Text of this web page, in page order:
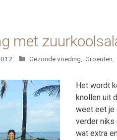
met
Categorieën
Gezonde voeding, Groenten,
Het wordt
knollen uit
weet eet je
verder niks
wat extra